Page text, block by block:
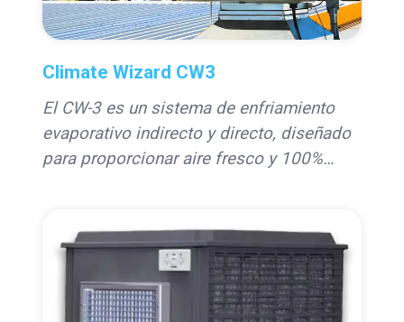
Climate Wizard CW3
El CW-3 es un sistema de enfriamiento
evaporativo indirecto y directo, diseñado
para proporcionar aire fresco y 100%
industriales y residenciales, ofrece un
rendimiento superior en condiciones de
altas temperaturas, con tecnología
avanzada para un enfriamiento eficiente y